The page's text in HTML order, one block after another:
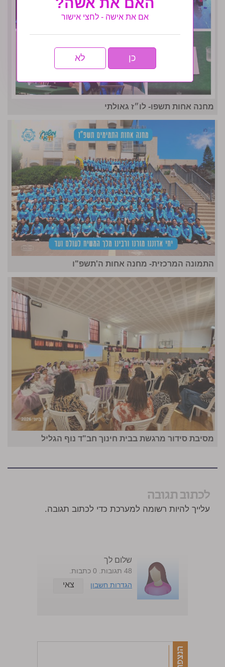
מחנה אחות תשפו- לו״ז גאולתי
התמונה המרכזית- מחנה אחות ה'תשפ"ו
מסיבת סידור מרגשת בבית חינוך חב"ד נוף הגליל
לכתוב תגובה
עלייך להיות רשומה למערכת כדי לכתוב תגובה.
שלום לך
48 תגובות. 0 כתבות.
הגדרות חשבון
צאי
אם את אישה - לחצי אישור
כן לא